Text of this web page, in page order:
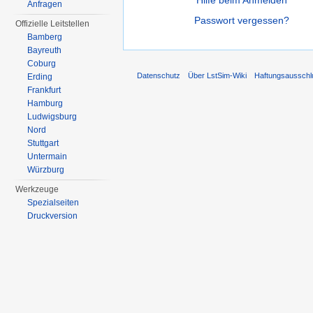
Passwort vergessen?
Anfragen
Offizielle Leitstellen
Bamberg
Bayreuth
Coburg
Erding
Frankfurt
Hamburg
Ludwigsburg
Nord
Stuttgart
Untermain
Würzburg
Werkzeuge
Spezialseiten
Druckversion
Datenschutz Über LstSim-Wiki